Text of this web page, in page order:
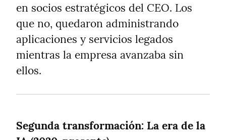
en socios estratégicos del CEO. Los
que no, quedaron administrando
aplicaciones y servicios legados
mientras la empresa avanzaba sin
ellos.
Segunda transformación: La era de la